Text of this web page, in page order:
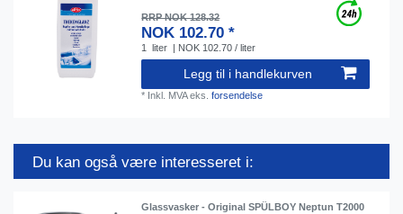
RRP NOK 128.32
NOK 102.70 *
1 liter | NOK 102.70 / liter
Legg til i handlekurven
* Inkl. MVAeks.forsendelse
Du kan også være interesseret i:
Glassvasker - Original SPÜLBOY Neptun T2000